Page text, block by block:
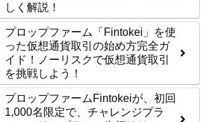
しく解説！
プロップファーム「Fintokei」を使
った仮想通貨取引の始め方完全ガ
イド！ノーリスクで仮想通貨取引
を挑戦しよう！
プロップファームFintokeiが、初回
1,000名限定で、チャレンジプラ